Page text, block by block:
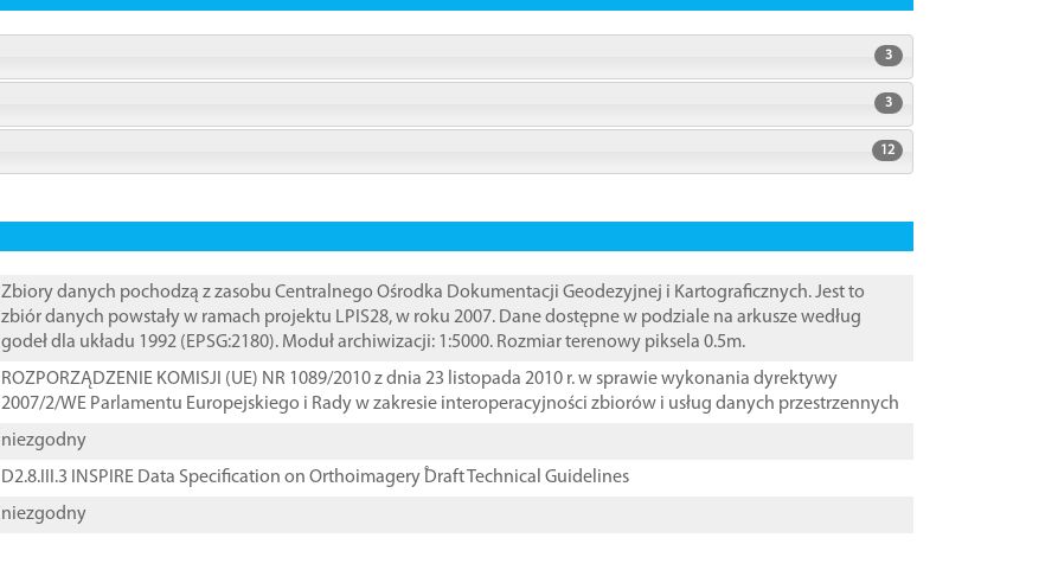
3
3
12
Zbiory danych pochodzą z zasobu Centralnego Ośrodka Dokumentacji Geodezyjnej i Kartograficznych. Jest to
zbiór danych powstały w ramach projektu LPIS28, w roku 2007. Dane dostępne w podziale na arkusze według
godeł dla układu 1992 (EPSG:2180). Moduł archiwizacji: 1:5000. Rozmiar terenowy piksela 0.5m.
ROZPORZĄDZENIE KOMISJI (UE) NR 1089/2010 z dnia 23 listopada 2010 r. w sprawie wykonania dyrektywy
2007/2/WE Parlamentu Europejskiego i Rady w zakresie interoperacyjności zbiorów i usług danych przestrzennych
niezgodny
D2.8.III.3 INSPIRE Data Specification on Orthoimagery ֠Draft Technical Guidelines
niezgodny